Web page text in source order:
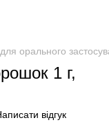
орального
1 г,
відгук